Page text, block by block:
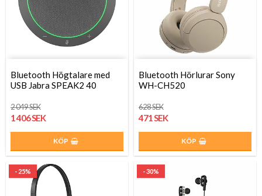
Bluetooth Högtalare med
USB Jabra SPEAK2 40
2 049 SEK
1 406 SEK
KÖP
Bluetooth Hörlurar Sony
WH-CH520
628 SEK
471 SEK
KÖP
- 25% - 30%